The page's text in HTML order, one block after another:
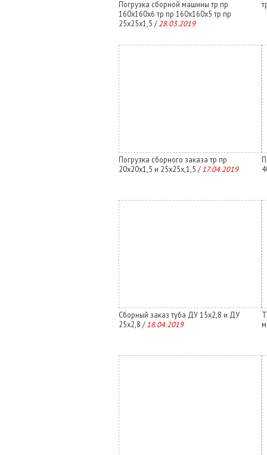
Погрузка сборной машины тр пр
160х160х6 тр пр 160х160х5 тр пр
25х25х1,5 / 28.03.2019
Погрузка сборного заказа тр пр
20х20х1,5 и 25х25х,1,5 / 17.04.2019
Сборный заказ туба ДУ 15х2,8 и ДУ
25х2,8 / 18.04.2019